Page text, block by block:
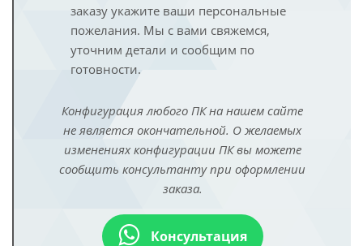
заказу укажите ваши персональные
пожелания. Мы с вами свяжемся,
уточним детали и сообщим по
готовности.
Конфигурация любого ПК на нашем сайте
не является окончательной. О желаемых
изменениях конфигурации ПК вы можете
сообщить консультанту при оформлении
заказа.
Консультация